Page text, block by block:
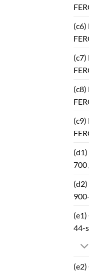
(c6)
(c7)
(c8)
(c9)
700
44-